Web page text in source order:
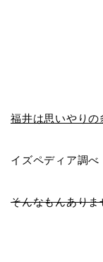
福井は思いやりの
イズペディア調べ
そんなもんありま